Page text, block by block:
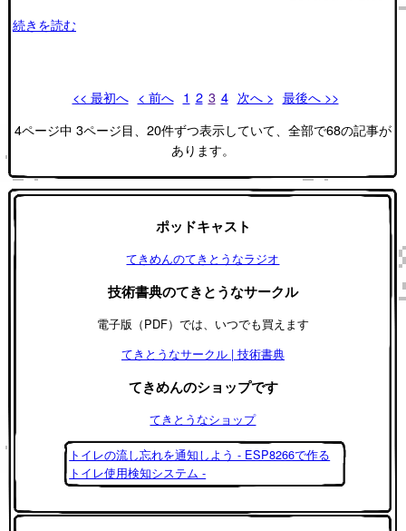
続きを読む
<< 最初へ < 前へ 1 2 3 4 次へ > 最後へ >>
4ページ中 3ページ目、20件ずつ表示していて、全部で68の記事が
あります。
ポッドキャスト
てきめんのてきとうなラジオ
技術書典のてきとうなサークル
電子版（PDF）では、いつでも買えます
てきとうなサークル | 技術書典
てきめんのショップです
てきとうなショップ
トイレの流し忘れを通知しよう - ESP8266で作る
トイレ使用検知システム -